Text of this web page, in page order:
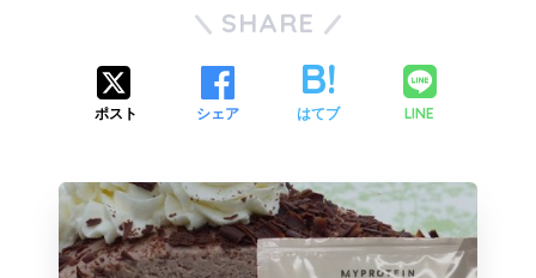
SHARE
ポスト シェア はてブ LINE